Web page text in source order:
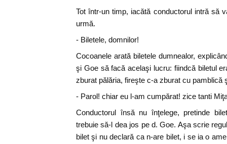
Tot într-un timp, iacătă conductorul intră să
urmă.
- Biletele, domnilor!
Cocoanele arată biletele dumnealor,
şi Goe să facă acelaşi lucru: fiindcă biletul
zburat pălăria, fireşte c-a zburat cu pamblică
- Parol! chiar eu l-am cumpărat! zice tanti
Conductorul însă nu înţelege, pretinde
trebuie să-l dea jos pe d. Goe. Aşa scrie
bilet şi nu declară ca n-are bilet, i se ia o